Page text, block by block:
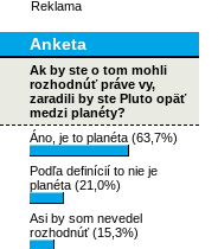
Reklama
Anketa
Ak by ste o tom mohli
rozhodnúť práve vy,
zaradili by ste Pluto opäť
medzi planéty?
Áno, je to planéta (63,7%)
Podľa definícií to nie je
planéta (21,0%)
Asi by som nevedel
rozhodnúť (15,3%)